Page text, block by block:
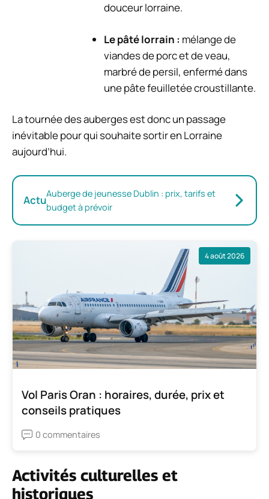
douceur lorraine.
Le pâté lorrain : mélange de
viandes de porc et de veau,
marbré de persil, enfermé dans
une pâte feuilletée croustillante.
La tournée des auberges est donc un passage
inévitable pour qui souhaite sortir en Lorraine
aujourd’hui.
ActuAuberge de jeunesse Dublin : prix, tarifs et
budget à prévoir
4 août 2026
Vol Paris Oran : horaires, durée, prix et
conseils pratiques
0 commentaires
Activités culturelles et
historiques